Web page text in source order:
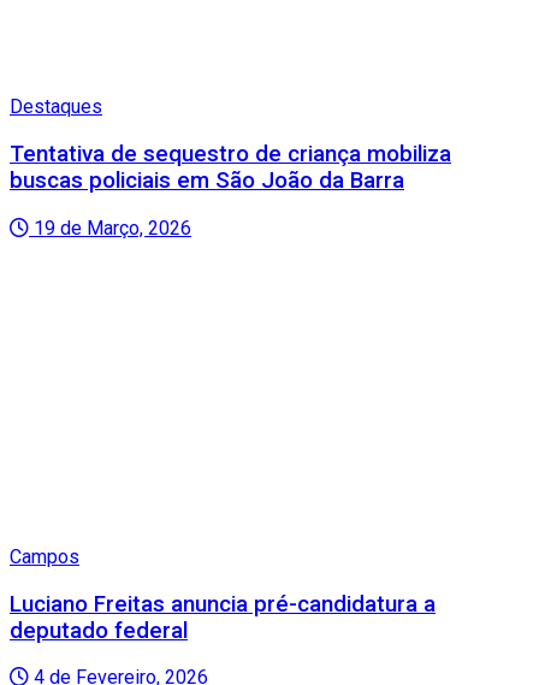
Destaques
Tentativa de sequestro de criança mobiliza
buscas policiais em São João da Barra
19 de Março, 2026
Campos
Luciano Freitas anuncia pré-candidatura a
deputado federal
4 de Fevereiro, 2026